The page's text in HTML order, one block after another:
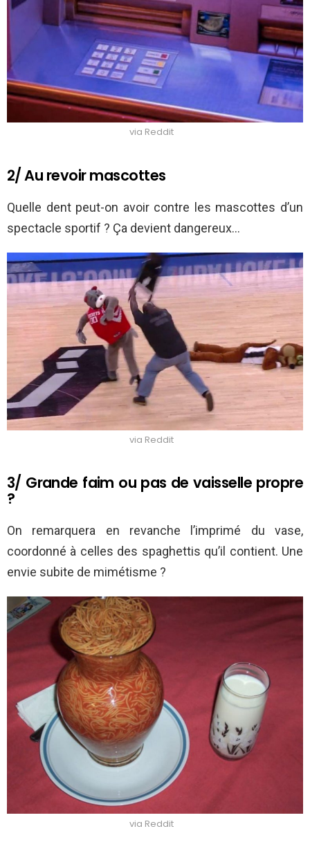
via Reddit
2/ Au revoir mascottes
Quelle dent peut-on avoir contre les mascottes d’un
spectacle sportif ? Ça devient dangereux…
via Reddit
3/ Grande faim ou pas de vaisselle propre
?
On remarquera en revanche l’imprimé du vase,
coordonné à celles des spaghettis qu’il contient. Une
envie subite de mimétisme ?
via Reddit